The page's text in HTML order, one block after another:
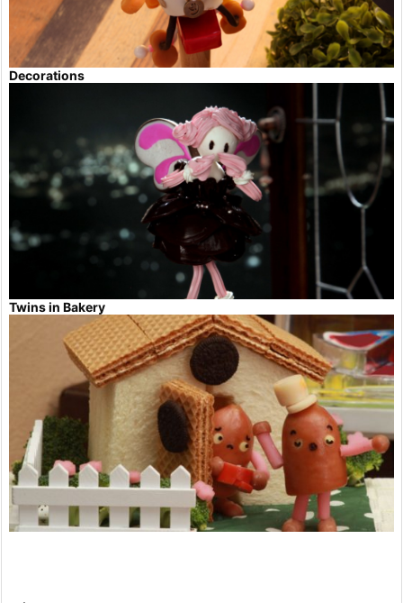
Decorations
Twins in Bakery